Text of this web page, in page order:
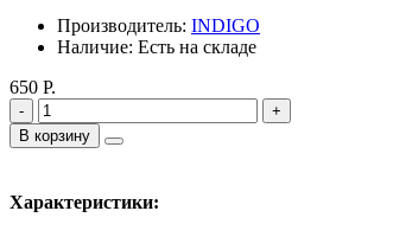
Производитель: INDIGO
Наличие: Есть на складе
650 Р.
-
+
В корзину
Характеристики: